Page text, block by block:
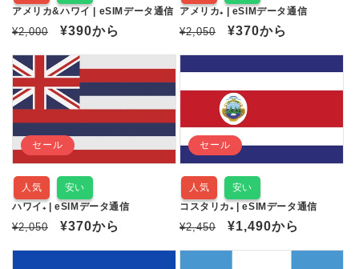
アメリカ&ハワイ | eSIMデータ通信
通
価
格
¥2,000
セ
ル
価
格
¥390から
アメリカ₊ | eSIMデータ通信
通
価
格
¥2,050
セ
ル
価
格
¥370から
セール
人気
安い
ハワイ₊ | eSIMデータ通信
通
¥2,050
セ
¥370から
セール
人気
安い
コスタリカ₊ | eSIMデータ通信
通
¥2,450
セ
¥1,490から